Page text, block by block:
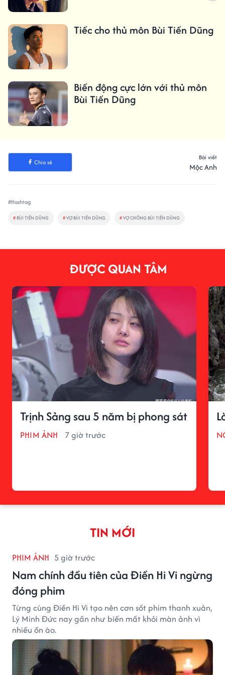
Tiếc cho thủ môn Bùi Tiến Dũng
Biến động cực lớn với thủ môn
Bùi Tiến Dũng
Chia sẻ
Bài viết
Mộc Anh
#Hashtag
# BÙI TIẾN DŨNG #VỢ BÙI TIẾN DŨNG #VỢ CHỒNG BÙI TIẾN DŨNG
ĐƯỢC QUAN TÂM
Trịnh Sảng sau 5 năm bị phong sát
PHIM ẢNH 7 giờ trước
TIN MỚI
PHIM ẢNH 5 giờ trước
Nam chính đầu tiên của Điền Hi Vi ngừng
đóng phim
Từng cùng Điền Hi Vi tạo nên cơn sốt phim thanh xuân,
Lý Minh Đức nay gần như biến mất khỏi màn ảnh vì
nhiều ồn ào.